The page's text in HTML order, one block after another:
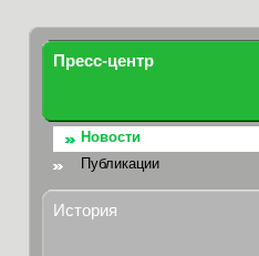
Пресс-центр
Новости
Публикации
История